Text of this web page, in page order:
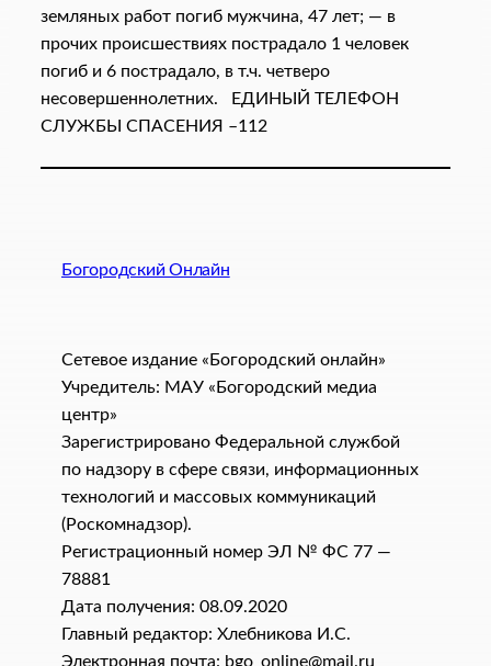
земляных работ погиб мужчина, 47 лет; — в
прочих происшествиях пострадало 1 человек
погиб и 6 пострадало, в т.ч. четверо
несовершеннолетних. ЕДИНЫЙ ТЕЛЕФОН
СЛУЖБЫ СПАСЕНИЯ –112
Богородский Онлайн
Сетевое издание «Богородский онлайн»
Учредитель: МАУ «Богородский медиа
центр»
Зарегистрировано Федеральной службой
по надзору в сфере связи, информационных
технологий и массовых коммуникаций
(Роскомнадзор).
Регистрационный номер ЭЛ № ФС 77 —
78881
Дата получения: 08.09.2020
Главный редактор: Хлебникова И.C.
Электронная почта: bgo_online@mail.ru